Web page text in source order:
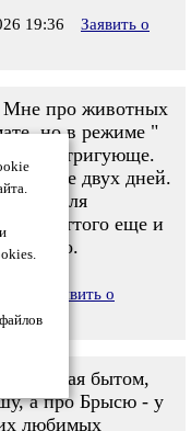
19:36
Заявить о
Мне про животных
но в режиме "
интригующе.
течение двух дней.
неделя
оттого еще и
обычно.
Заявить о
бытом,
а про Брысю - у
любимых